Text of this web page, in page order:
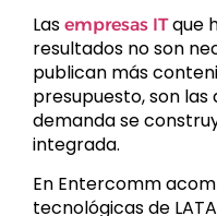
Las empresas ITque
resultados no son
publican más
presupuesto, son
demanda se
integrada.
En Entercomm
tecnológicas de